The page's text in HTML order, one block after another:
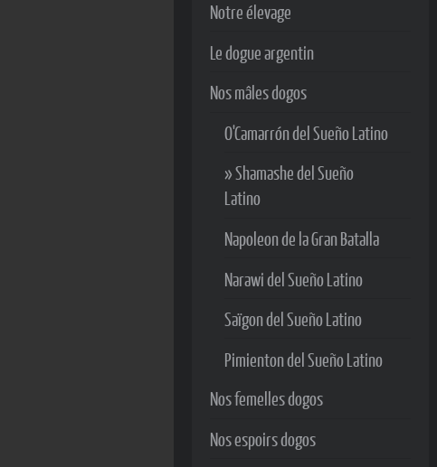
Notre élevage
Le dogue argentin
Nos mâles dogos
O'Camarrón del Sueño Latino
Shamashe del Sueño
Latino
Napoleon de la Gran Batalla
Narawi del Sueño Latino
Saïgon del Sueño Latino
Pimienton del Sueño Latino
Nos femelles dogos
Nos espoirs dogos